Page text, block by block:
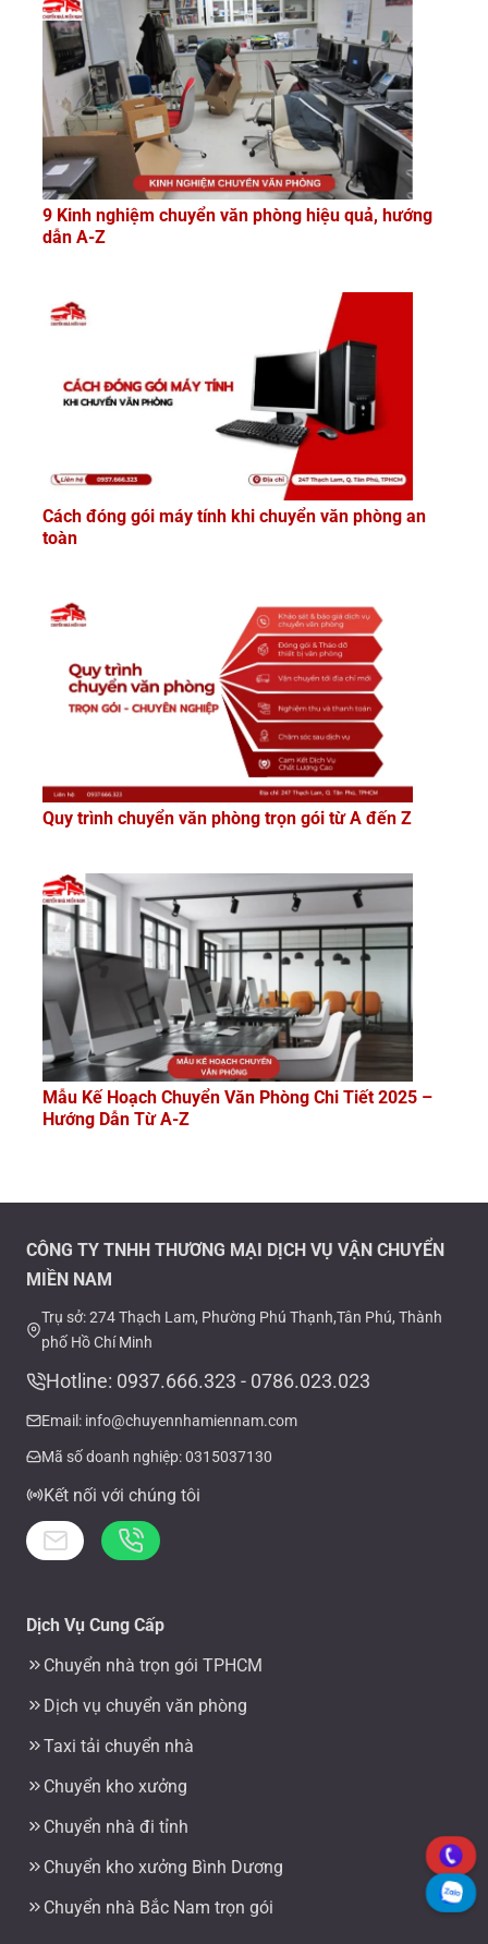
9 Kinh nghiệm chuyển văn phòng hiệu quả, hướng
dẫn A-Z
Cách đóng gói máy tính khi chuyển văn phòng an
toàn
Quy trình chuyển văn phòng trọn gói từ A đến Z
Mẫu Kế Hoạch Chuyển Văn Phòng Chi Tiết 2025 –
Hướng Dẫn Từ A-Z
CÔNG TY TNHH THƯƠNG MẠI DỊCH VỤ VẬN CHUYỂN
MIỀN NAM
Trụ sở: 274 Thạch Lam, Phường Phú Thạnh,Tân Phú, Thành
phố Hồ Chí Minh
Hotline: 0937.666.323 - 0786.023.023
Email: info@chuyennhamiennam.com
Mã số doanh nghiệp: 0315037130
Kết nối với chúng tôi
Dịch Vụ Cung Cấp
Chuyển nhà trọn gói TPHCM
Dịch vụ chuyển văn phòng
Taxi tải chuyển nhà
Chuyển kho xưởng
Chuyển nhà đi tỉnh
Chuyển kho xưởng Bình Dương
Chuyển nhà Bắc Nam trọn gói